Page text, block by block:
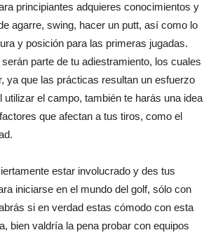
principiantes adquieres conocimientos y
agarre, swing, hacer un putt, así como lo
y posición para las primeras jugadas.
parte de tu adiestramiento, los cuales
ya que las prácticas resultan un esfuerzo
utilizar el campo, también te harás una idea
que afectan a tus tiros, como el
estar involucrado y des tus
iniciarse en el mundo del golf, sólo con
si en verdad estas cómodo con esta
bien valdría la pena probar con equipos